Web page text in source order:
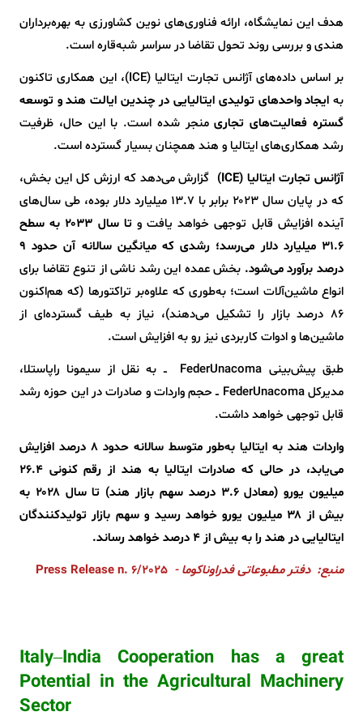
هدف این نمایشگاه، ارائه فناوری‌های نوین کشاورزی به بهره‌برداران
هندی و بررسی روند تحول تقاضا در سراسر شبه‌قاره است.
بر اساس داده‌های آژانس تجارت ایتالیا (ICE)، این همکاری تاکنون
به ایجاد واحدهای تولیدی ایتالیایی در چندین ایالت هند و توسعه
گستره فعالیت‌های تجاریمنجر شده است. با این حال، ظرفیت
رشد همکاری‌های ایتالیا و هند همچنان بسیار گسترده است.
آژانس تجارت ایتالیا (ICE)
گزارش می‌دهد که ارزش کل این بخش،
که در پایان سال ۲۰۲۳ برابر با ۱۳.۷ میلیارد دلار بوده، طی سال‌های
آینده افزایش قابل توجهی خواهد یافت و
تا سال ۲۰۳۳ به سطح
۳۱.۶ میلیارد دلار می‌رسد؛ رشدی که میانگین سالانه آن حدود ۹
درصد برآورد می‌شود. بخش عمده این رشد ناشی از تنوع تقاضا برای
انواع ماشین‌آلات است؛ به‌طوری که علاوه‌بر تراکتورها (که هم‌اکنون
۸۶ درصد بازار را تشکیل می‌دهند)، نیاز به طیف گسترده‌ای از
ماشین‌ها و ادوات کاربردی نیز رو به افزایش است.
طبق پیش‌بینی FederUnacoma ــ به نقل از سیمونا راپاستلا،
مدیرکل FederUnacoma ــ حجم واردات و صادرات در این حوزه رشد
قابل توجهی خواهد داشت.
واردات هند به ایتالیا به‌طور متوسط سالانه حدود ۸ درصد افزایش
می‌یابد، در حالی که صادرات ایتالیا به هند از رقم کنونی ۲۶.۴
میلیون یورو (معادل ۳.۶ درصد سهم بازار هند) تا سال ۲۰۲۸ به
بیش از ۳۸ میلیون یورو خواهد رسید و سهم بازار تولیدکنندگان
ایتالیایی در هند را به بیش از ۴ درصد خواهد رساند.
منبع: دفتر مطبوعاتی فدراوناکوما-
Press Release n. 6/2025
Italy–India Cooperation has a great
Potential in the Agricultural Machinery
Sector